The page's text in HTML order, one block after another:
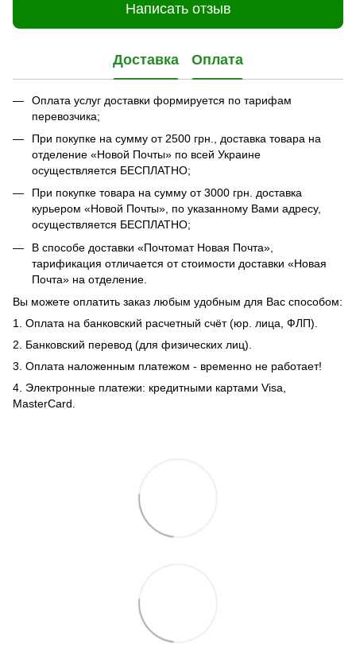
Написать отзыв
Доставка Оплата
Оплата услуг доставки формируется по тарифам
перевозчика;
При покупке на сумму от 2500 грн., доставка товара на
отделение «Новой Почты» по всей Украине
осуществляется БЕСПЛАТНО;
При покупке товара на сумму от 3000 грн. доставка
курьером «Новой Почты», по указанному Вами адресу,
осуществляется БЕСПЛАТНО;
В способе доставки «Почтомат Новая Почта»,
тарификация отличается от стоимости доставки «Новая
Почта» на отделение.
Вы можете оплатить заказ любым удобным для Вас способом:
1. Оплата на банковский расчетный счёт (юр. лица, ФЛП).
2. Банковский перевод (для физических лиц).
3. Оплата наложенным платежом - временно не работает!
4. Электронные платежи: кредитными картами Visa,
MasterCard.